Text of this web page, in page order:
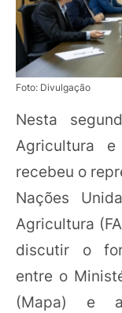
Foto: Divulgação
Nesta
Agricultura
recebeu o
Nações
Agricultura
discutir o
entre o
(Mapa) e